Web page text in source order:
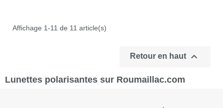
Affichage 1-11 de 11 article(s)
Retour en haut 
Lunettes polarisantes sur Roumaillac.com